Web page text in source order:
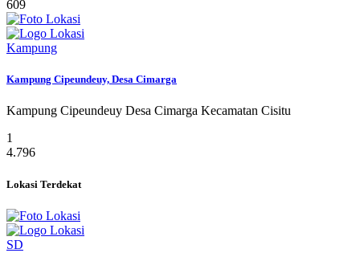
609
Kampung
Kampung Cipeundeuy, Desa Cimarga
Kampung Cipeundeuy Desa Cimarga Kecamatan Cisitu
1
4.796
Lokasi Terdekat
SD